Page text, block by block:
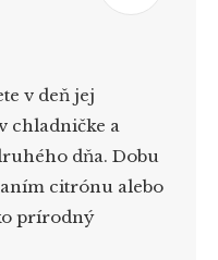
v deň jej
chladničke a
dňa. Dobu
citrónu alebo
prírodný